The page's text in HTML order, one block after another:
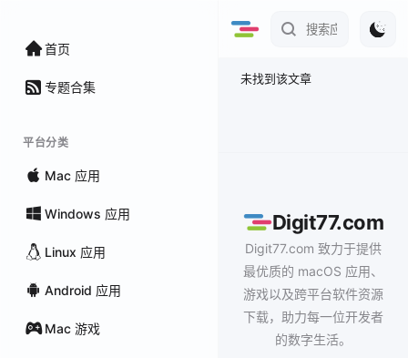
首页
专题合集
平台分类
Mac 应用
Windows 应用
Linux 应用
Android 应用
Mac 游戏
未找到该文章
Digit77.com
Digit77.com 致力于提供
最优质的 macOS 应用、
游戏以及跨平台软件资源
下载，助力每一位开发者
的数字生活。